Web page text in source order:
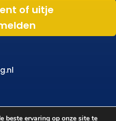
of uitje
beste ervaring op onze site te